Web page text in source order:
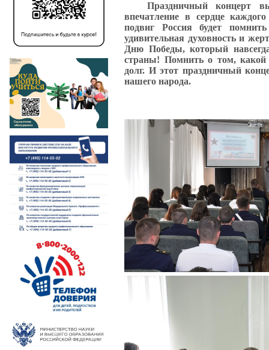
Праздничный концерт
впечатление в сердце
подвиг Россия будет
удивительная духовность и
Дню Победы, который
страны! Помнить о том,
долг. И этот праздничный
нашего народа.